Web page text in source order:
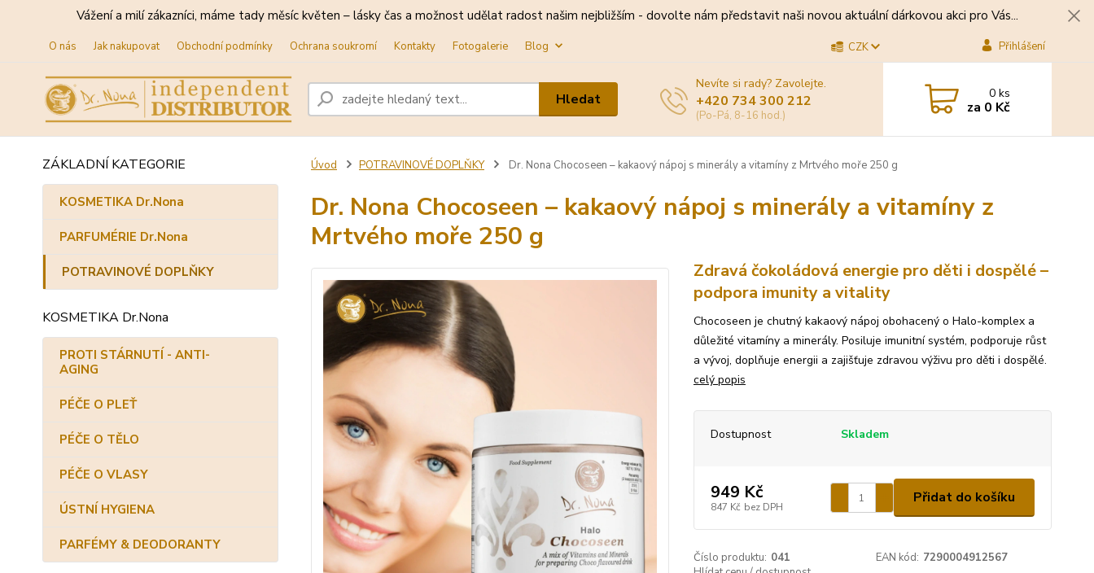
Vážení a milí zákazníci, máme tady měsíc květen – lásky čas a možnost udělat radost našim nejbližším - dovolte nám představit naši novou aktuální dárkovou akci pro Vás...
O nás Jak nakupovat Obchodní podmínky Ochrana soukromí Kontakty Fotogalerie Blog CZK Přihlášení
Hledat
Nevíte si rady? Zavolejte.
+420 734 300 212
(Po-Pá, 8-16 hod.)
0ks
za 0 Kč
ZÁKLADNÍ KATEGORIE
KOSMETIKA Dr.Nona
PARFUMÉRIE Dr.Nona
POTRAVINOVÉ DOPLŇKY
KOSMETIKA Dr.Nona
PROTI STÁRNUTÍ - ANTI-
AGING
PÉČE O PLEŤ
PÉČE O TĚLO
PÉČE O VLASY
ÚSTNÍ HYGIENA
PARFÉMY & DEODORANTY
Úvod POTRAVINOVÉ DOPLŇKY Dr. Nona Chocoseen – kakaový nápoj s minerály a vitamíny z Mrtvého moře 250 g
Dr. Nona Chocoseen – kakaový nápoj s minerály a vitamíny z
Mrtvého moře 250 g
Zdravá čokoládová energie pro děti i dospělé –
podpora imunity a vitality
Chocoseen je chutný kakaový nápoj obohacený o Halo-komplex a
důležité vitamíny a minerály. Posiluje imunitní systém, podporuje růst
a vývoj, doplňuje energii a zajišťuje zdravou výživu pro děti i dospělé.
celý popis
Dostupnost Skladem
949 Kč
847 Kč bez DPH
Přidat do košíku
Číslo produktu: 041 EAN kód: 7290004912567